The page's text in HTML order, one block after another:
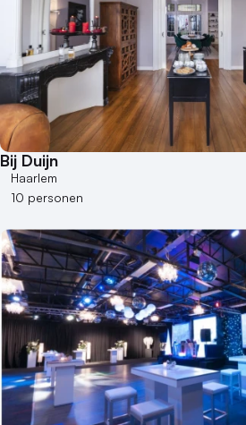
Bij Duijn
Haarlem
10 personen